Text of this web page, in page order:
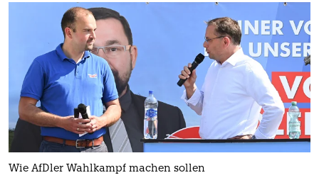
Wie AfDler Wahlkampf machen sollen